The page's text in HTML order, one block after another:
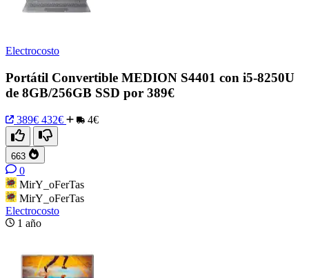
Electrocosto
Portátil Convertible MEDION S4401 con i5-8250U
de 8GB/256GB SSD por 389€
389€ 432€ 4€
663
0
MirY_oFerTas
MirY_oFerTas
Electrocosto
1 año